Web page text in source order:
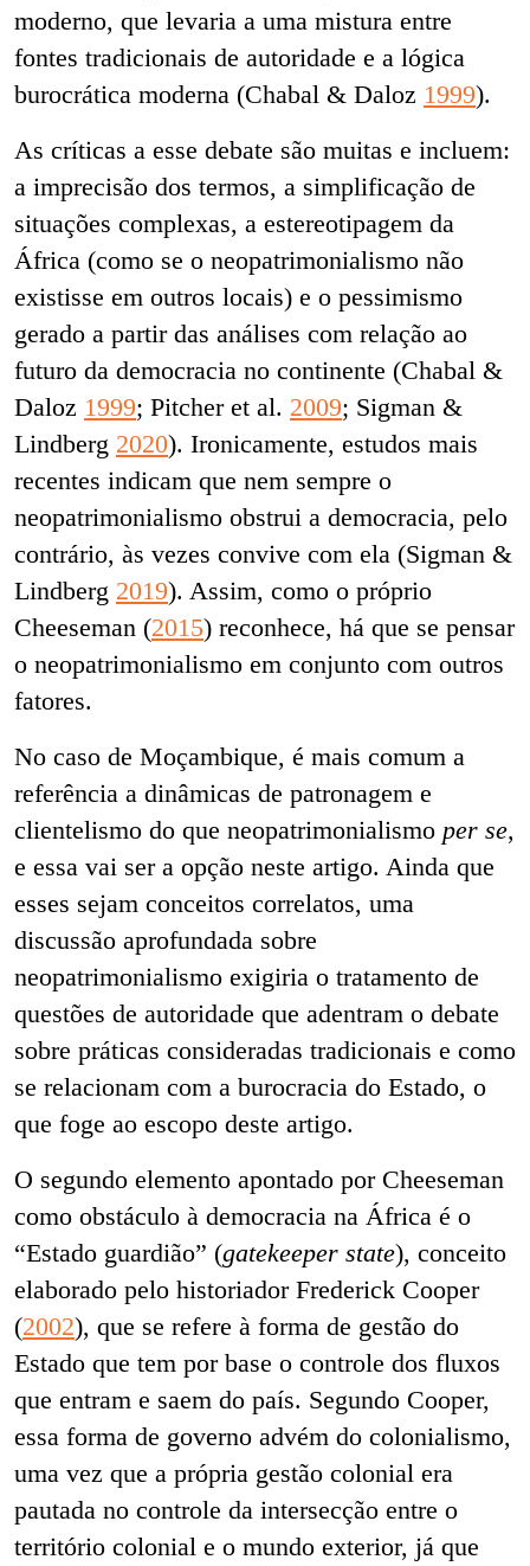
moderno, que levaria a uma mistura entre
fontes tradicionais de autoridade e a lógica
burocrática moderna (Chabal & Daloz 1999).
As críticas a esse debate são muitas e incluem:
a imprecisão dos termos, a simplificação de
situações complexas, a estereotipagem da
África (como se o neopatrimonialismo não
existisse em outros locais) e o pessimismo
gerado a partir das análises com relação ao
futuro da democracia no continente (Chabal &
Daloz 1999; Pitcher et al. 2009; Sigman &
Lindberg 2020). Ironicamente, estudos mais
recentes indicam que nem sempre o
neopatrimonialismo obstrui a democracia, pelo
contrário, às vezes convive com ela (Sigman &
Lindberg 2019). Assim, como o próprio
Cheeseman (2015) reconhece, há que se pensar
o neopatrimonialismo em conjunto com outros
fatores.
No caso de Moçambique, é mais comum a
referência a dinâmicas de patronagem e
clientelismo do que neopatrimonialismo per se,
e essa vai ser a opção neste artigo. Ainda que
esses sejam conceitos correlatos, uma
discussão aprofundada sobre
neopatrimonialismo exigiria o tratamento de
questões de autoridade que adentram o debate
sobre práticas consideradas tradicionais e como
se relacionam com a burocracia do Estado, o
que foge ao escopo deste artigo.
O segundo elemento apontado por Cheeseman
como obstáculo à democracia na África é o
“Estado guardião” (gatekeeper state), conceito
elaborado pelo historiador Frederick Cooper
(2002), que se refere à forma de gestão do
Estado que tem por base o controle dos fluxos
que entram e saem do país. Segundo Cooper,
essa forma de governo advém do colonialismo,
uma vez que a própria gestão colonial era
pautada no controle da intersecção entre o
território colonial e o mundo exterior, já que